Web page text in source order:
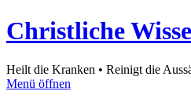
Christliche
Heilt die Kranken • Reinigt die
Menü öffnen